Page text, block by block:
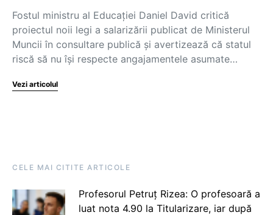
Fostul ministru al Educației Daniel David critică
proiectul noii legi a salarizării publicat de Ministerul
Muncii în consultare publică și avertizează că statul
riscă să nu își respecte angajamentele asumate…
Vezi articolul
CELE MAI CITITE ARTICOLE
Profesorul Petruț Rizea: O profesoară a
luat nota 4.90 la Titularizare, iar după